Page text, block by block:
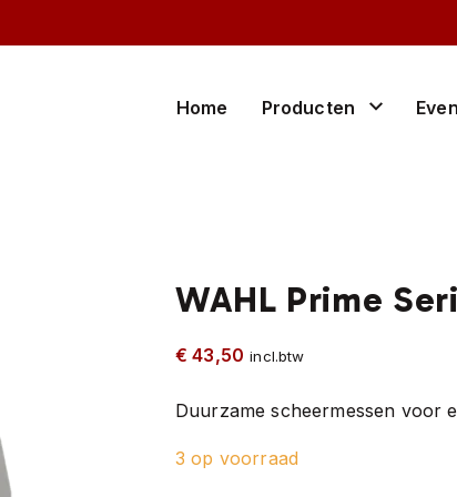
Home Producten
onderdelen
WAHL Prime
€ 43,50 incl.btw
Duurzame scheermessen voor
3 op voorraad